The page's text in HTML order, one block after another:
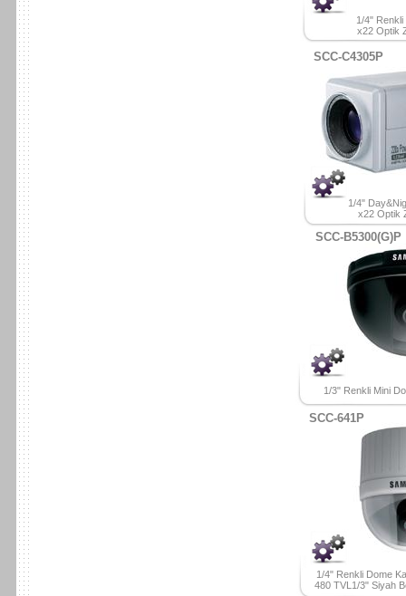
1/4"
x22 Optik
SCC-C4305P
1/4"
x22 Optik
SCC-B5300(G)P
1/3" Renkli Mini
SCC-641P
1/4" Renkli Dome
480 TVL1/3" Siyah